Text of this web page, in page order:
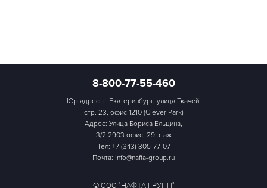
8-800-77-55-460
Юр.адрес: г. Екатеринбург, улица Ткачей,
стр. 23, офис 1210 (Clever Park)
Адрес: Улица Бориса Ельцина,
3/2 2903 офис; 29 этаж
Тел: +7 (343) 305-77-07
Почта: info@nafta-group.ru
© ООО "НАФТА ГРУПП"